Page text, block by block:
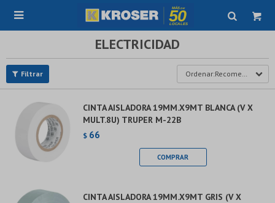

ELECTRICIDAD
Recomendados
CINTA AISLADORA 19MM.X9MT BLANCA (V X
MULT.8U) TRUPER M-22B
$ 66
CINTA AISLADORA 19MM.X9MT GRIS (V X